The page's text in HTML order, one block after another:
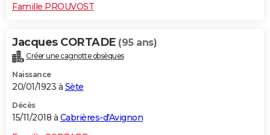
Famille PROUVOST
Jacques CORTADE (95 ans)
Créer une cagnotte obsèques
Naissance
20/01/1923 à Sète
Décès
15/11/2018 à Cabrières-d'Avignon